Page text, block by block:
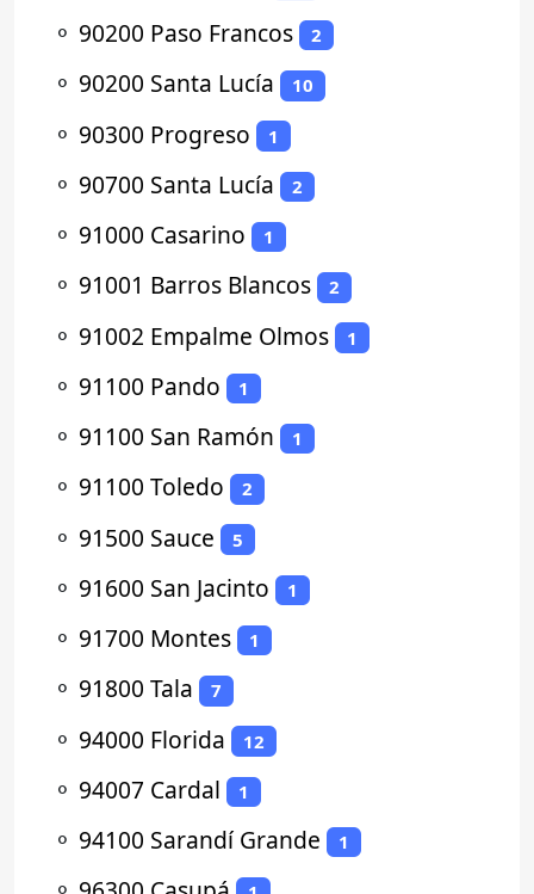
⚬ 90200 Paso Francos 2
⚬ 90200 Santa Lucía 10
⚬ 90300 Progreso 1
⚬ 90700 Santa Lucía 2
⚬ 91000 Casarino 1
⚬ 91001 Barros Blancos 2
⚬ 91002 Empalme Olmos 1
⚬ 91100 Pando 1
⚬ 91100 San Ramón 1
⚬ 91100 Toledo 2
⚬ 91500 Sauce 5
⚬ 91600 San Jacinto 1
⚬ 91700 Montes 1
⚬ 91800 Tala 7
⚬ 94000 Florida 12
⚬ 94007 Cardal 1
⚬ 94100 Sarandí Grande 1